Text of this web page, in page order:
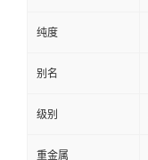
纯度
别名
级别
重金属